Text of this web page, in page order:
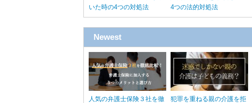
いた時の4つの対処法
4つの法的対処法
Newest
人気の弁護士保険３社を徹
犯罪を重ねる親の介護を拒